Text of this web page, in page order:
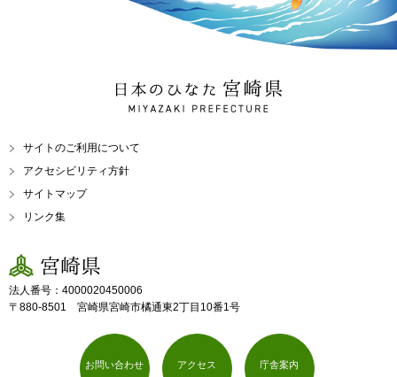
日本のひなた 宮崎県
MIYAZAKI PREFECTURE
サイトのご利用について
アクセシビリティ方針
サイトマップ
リンク集
宮崎県
法人番号：4000020450006
〒880-8501 宮崎県宮崎市橘通東2丁目10番1号
お問い合わせ アクセス 庁舎案内